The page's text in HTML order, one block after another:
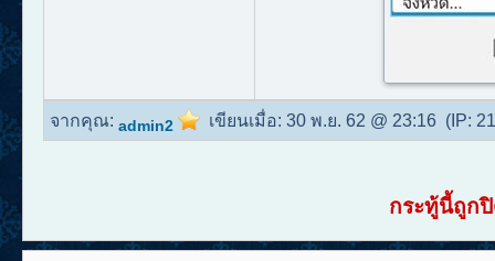
จากคุณ: admin2 เขียนเมื่อ:30 พ.ย. 62 @ 23:16 (IP:
กระทู้นี้ถูก